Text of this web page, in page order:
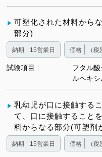
可塑化された材料から
部分)
納期 15営業日 価格 （
試験項目
フタル
ルヘキ
乳幼児が口に接触する
て、口に接触すること
料からなる部分(可塑剤
納期 15営業日 価格 （